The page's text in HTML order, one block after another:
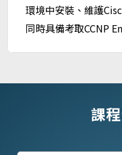
環境中安裝、維護
同時具備考取CCNP
課